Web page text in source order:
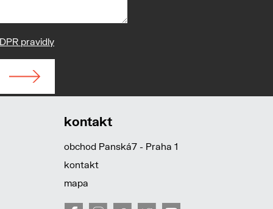
pravidly
kontakt
obchod Panská7 - Praha 1
kontakt
mapa